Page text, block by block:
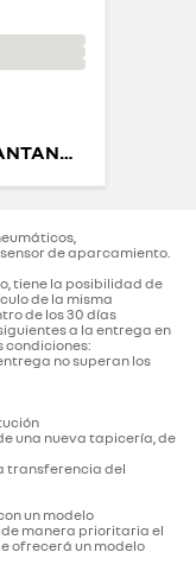
VIDAL DE LA PEÑA (SANTANDER)
de aparcamiento.‌
tiene la posibilidad de
de la misma
de los 30 días
a la entrega en
condiciones:
no superan los
una nueva tapicería, de
transferencia del
un modelo
manera prioritaria el
ofrecerá un modelo